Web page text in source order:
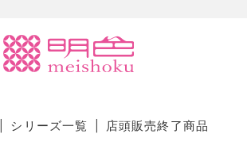
シリーズ一覧 店頭販売終了商品